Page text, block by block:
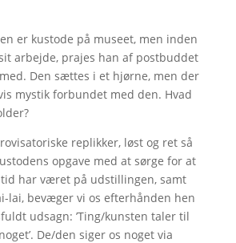
er kustode på museet, men inden
arbejde, prajes han af postbuddet
Den sættes i et hjørne, men der
mystik forbundet med den. Hvad
replikker, løst og ret så
opgave med at sørge for at
har været på udstillingen, samt
lai, bevæger vi os efterhånden hen
udsagn: ’Ting/kunsten taler til
De/den siger os noget via